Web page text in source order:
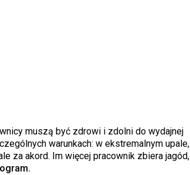
muszą być zdrowi i zdolni do wydajnej
warunkach: w ekstremalnym upale,
za akord. Im więcej pracownik zbiera jagód,